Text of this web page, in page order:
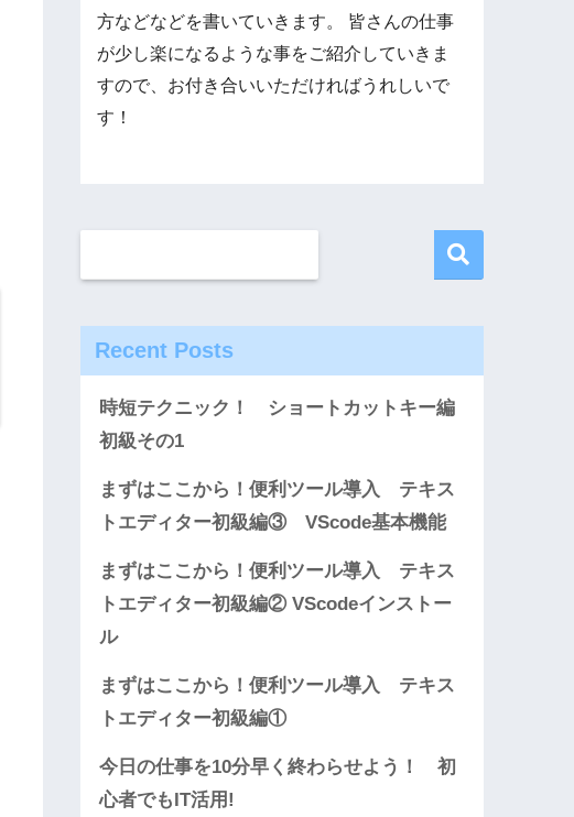
方などなどを書いていきます。 皆さんの仕事
が少し楽になるような事をご紹介していきま
すので、お付き合いいただければうれしいで
す！
Recent Posts
時短テクニック！ ショートカットキー編
初級その1
まずはここから！便利ツール導入 テキス
トエディター初級編③ VScode基本機能
まずはここから！便利ツール導入 テキス
トエディター初級編② VScodeインストー
ル
まずはここから！便利ツール導入 テキス
トエディター初級編①
今日の仕事を10分早く終わらせよう！ 初
心者でもIT活用!